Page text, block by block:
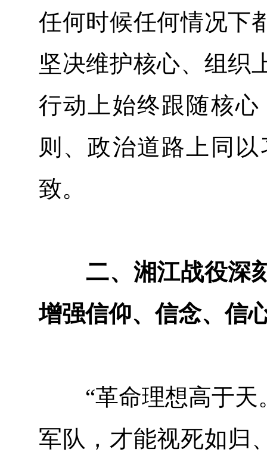
任何时候任何情况下
坚决维护核心、组织
行动上始终跟随核
则、政治道路上同
致。
二、湘江战役深刻
增强信仰、信念、信
“革命理想高于天
军队，才能视死如归